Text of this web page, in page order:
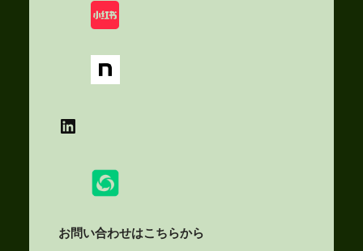
LinkedIn
お問い合わせはこちらから